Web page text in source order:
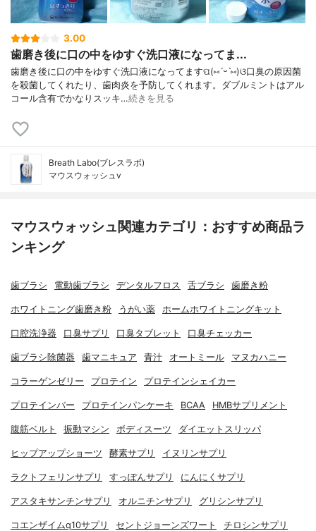
3.00
歯磨き後に口の中をゆすぐ洗口液になってま...
歯磨き後に口の中をゆすぐ洗口液になってますପ(⑅ˊᵕˋ⑅)ଓ口臭の原因菌
を殺菌してくれたり、歯肉炎を予防してくれます。ダブルミントはアル
コール含有でかなりスッキ…続きを見る
Breath Labo(ブレスラボ)
マウスウォッシュv
マウスウォッシュ関連カテゴリ：おすすめ商品ラ
ンキング
歯ブラシ 電動歯ブラシ デンタルフロス 舌ブラシ 歯磨き粉
ホワイトニング歯磨き粉 うがい薬 ホームホワイトニングキット
口腔洗浄器 口臭サプリ 口臭タブレット 口臭チェッカー
歯ブラシ除菌器 歯マニキュア 青汁 オートミール マヌカハニー
コラーゲンゼリー プロテイン プロテインシェイカー
プロテインバー プロテインパンケーキ BCAA HMBサプリメント
腹筋ベルト 振動マシン ボディスーツ ダイエットスリッパ
ヒップアップショーツ 酵素サプリ イヌリンサプリ
ラクトフェリンサプリ すっぽんサプリ にんにくサプリ
アスタキサンチンサプリ オルニチンサプリ グリシンサプリ
コエンザイムq10サプリ セントジョーンズワート チロシンサプリ